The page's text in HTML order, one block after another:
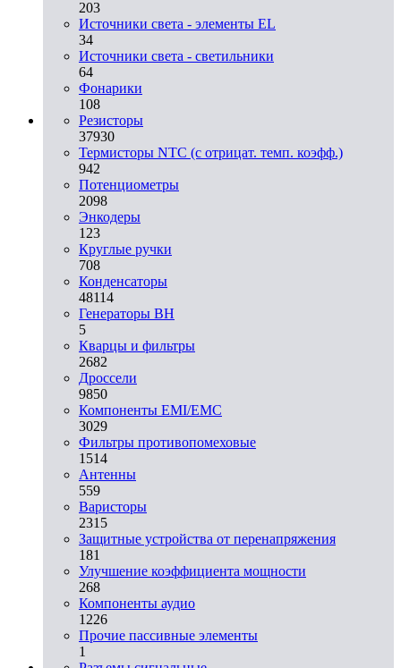
203
Источники света - элементы EL
34
Источники света - светильники
64
Фонарики
108
Резисторы
37930
Термисторы NTC (с отрицат. темп. коэфф.)
942
Потенциометры
2098
Энкодеры
123
Круглые ручки
708
Конденсаторы
48114
Генераторы ВН
5
Кварцы и фильтры
2682
Дроссели
9850
Компоненты EMI/EMC
3029
Фильтры противопомеховые
1514
Антенны
559
Варисторы
2315
Защитные устройства от перенапряжения
181
Улучшение коэффициента мощности
268
Компоненты аудио
1226
Прочие пассивные элементы
1